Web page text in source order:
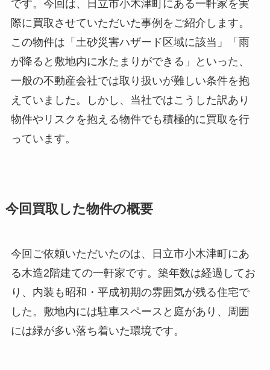
です。今回は、日立市小木津町にある一軒家を実
際に買取させていただいた事例をご紹介します。
この物件は「土砂災害ハザード区域に該当」「雨
が降ると敷地内に水たまりができる」といった、
一般の不動産会社では取り扱いが難しい条件を抱
えていました。しかし、当社ではこうした訳あり
物件やリスクを抱える物件でも積極的に買取を行
っています。
今回買取した物件の概要
今回ご依頼いただいたのは、日立市小木津町にあ
る木造2階建ての一軒家です。築年数は経過してお
り、内装も昭和・平成初期の雰囲気が残る住宅で
した。敷地内には駐車スペースと庭があり、周囲
には緑が多い落ち着いた環境です。